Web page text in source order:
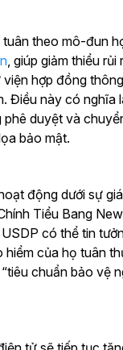
theo mô-đun
, giúp giảm thiểu
hợp đồng
Điều này có nghĩa
duyệt và
bảo mật.
động dưới sự
Tiểu Bang
có thể tin
của họ tuân
chuẩn bảo vệ